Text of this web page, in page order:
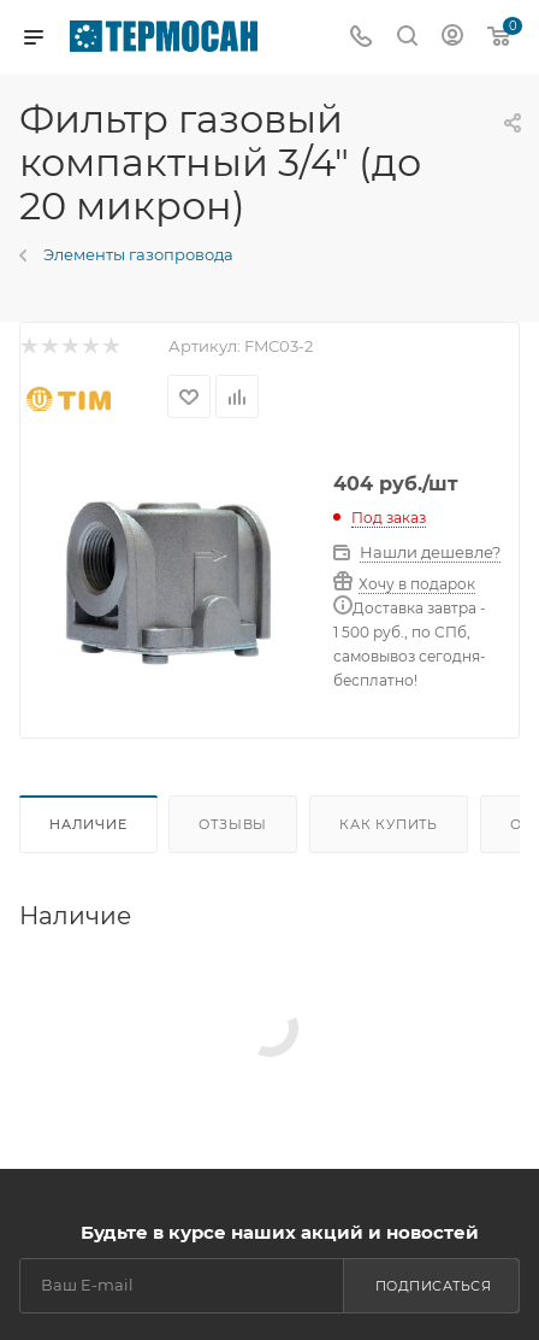
0
Фильтр газовый
компактный 3/4" (до
20 микрон)
Элементы газопровода
Артикул: FMC03-2
404 руб./шт
Под заказ
Нашли дешевле?
Хочу в подарок
Доставка завтра -
1 500 руб., по СПб,
самовывоз сегодня-
бесплатно!
НАЛИЧИЕ ОТЗЫВЫ КАК КУПИТЬ
Наличие
Будьте в курсе наших акций и новостей
ПОДПИСАТЬСЯ